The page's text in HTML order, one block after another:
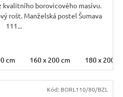
kvalitního borovicového masívu.
rošt. Manželská postel Šumava
111...
cm 160 x 200 cm 180 x 200
Kód: BORL110/80/BZL